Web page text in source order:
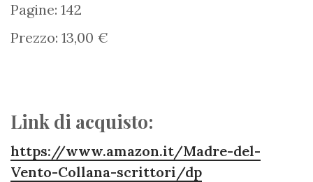
Pagine: 142
Prezzo: 13,00 €
Link di acquisto:
https://www.amazon.it/Madre-del-
Vento-Collana-scrittori/dp